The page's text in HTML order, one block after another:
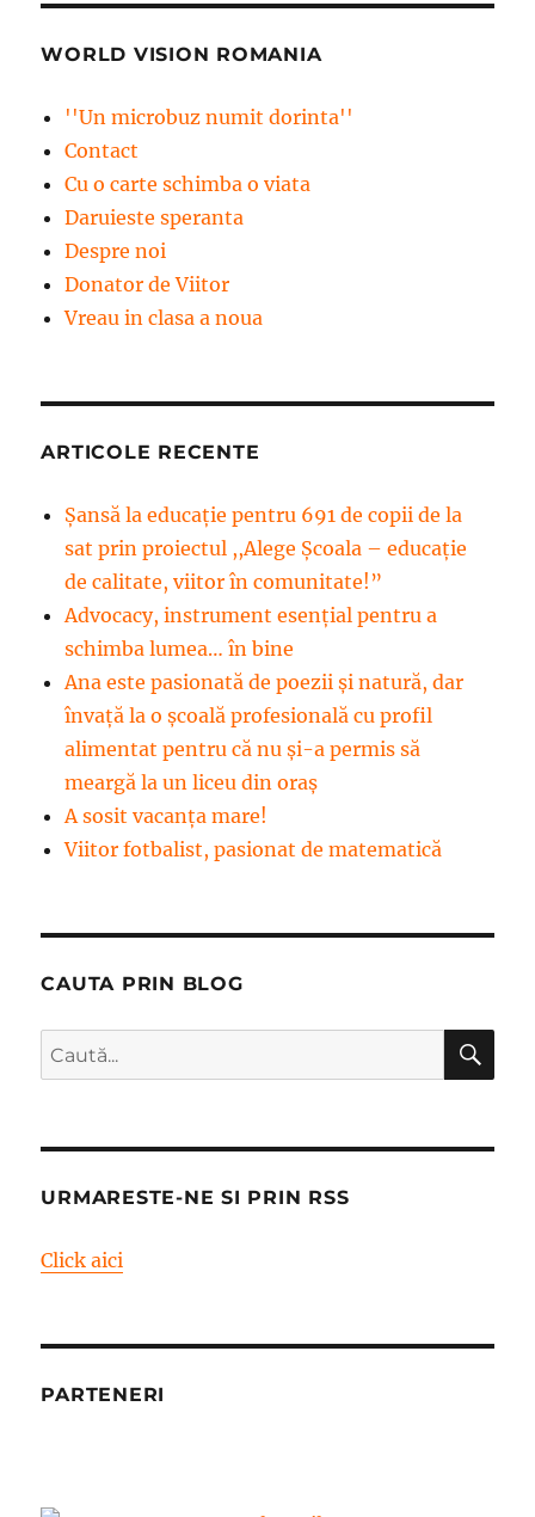
WORLD VISION ROMANIA
''Un microbuz numit dorinta''
Contact
Cu o carte schimba o viata
Daruieste speranta
Despre noi
Donator de Viitor
Vreau in clasa a noua
ARTICOLE RECENTE
Șansă la educație pentru 691 de copii de la
sat prin proiectul ,,Alege Școala – educație
de calitate, viitor în comunitate!”
Advocacy, instrument esenţial pentru a
schimba lumea… în bine
Ana este pasionată de poezii și natură, dar
învață la o școală profesională cu profil
alimentat pentru că nu și-a permis să
meargă la un liceu din oraș
A sosit vacanța mare!
Viitor fotbalist, pasionat de matematică
CAUTA PRIN BLOG
Caută
după:
URMARESTE-NE SI PRIN RSS
Click aici
PARTENERI